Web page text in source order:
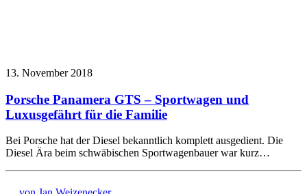
13. November 2018
Porsche Panamera GTS – Sportwagen und
Luxusgefährt für die Familie
Bei Porsche hat der Diesel bekanntlich komplett ausgedient. Die
Diesel Ära beim schwäbischen Sportwagenbauer war kurz…